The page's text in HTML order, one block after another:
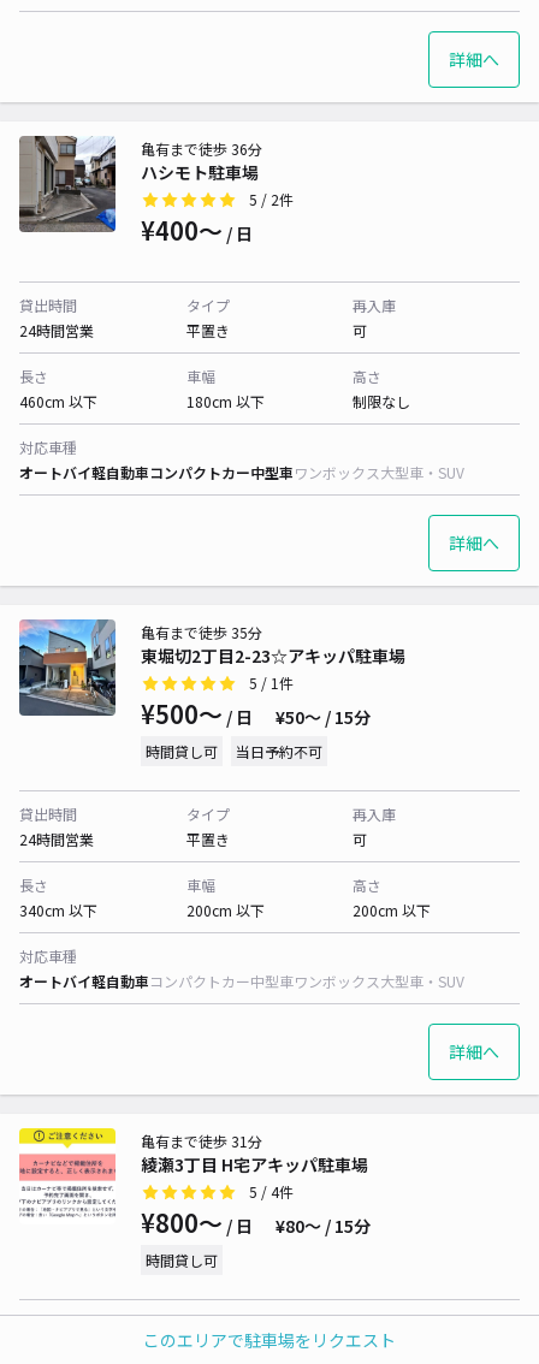
このエリアで駐車場をリクエスト
詳細へ
ハシモト駐車場
亀有まで徒歩 36分
5 / 2件
¥400〜 / 日
貸出時間
24時間営業
タイプ
平置き
再入庫
可
長さ
460cm 以下
車幅
180cm 以下
高さ
制限なし
対応車種
オートバイ軽自動車コンパクトカー中型車ワンボックス大型車・SUV
詳細へ
東堀切2丁目2-23☆アキッパ駐車場
亀有まで徒歩 35分
5 / 1件
¥500〜 / 日 ¥50〜 / 15分
時間貸し可 当日予約不可
貸出時間
24時間営業
タイプ
平置き
再入庫
可
長さ
340cm 以下
車幅
200cm 以下
高さ
200cm 以下
対応車種
オートバイ軽自動車コンパクトカー中型車ワンボックス大型車・SUV
詳細へ
綾瀬3丁目 H宅アキッパ駐車場
亀有まで徒歩 31分
5 / 4件
¥800〜 / 日 ¥80〜 / 15分
時間貸し可
貸出時間
タイプ
平置き
再入庫
可